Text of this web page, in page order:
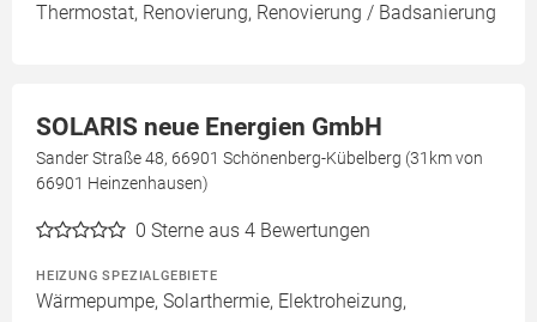
Thermostat, Renovierung, Renovierung / Badsanierung
SOLARIS neue Energien GmbH
Sander Straße 48, 66901 Schönenberg-Kübelberg (31km von
66901 Heinzenhausen)
0 Sterne aus 4 Bewertungen
HEIZUNG SPEZIALGEBIETE
Wärmepumpe, Solarthermie, Elektroheizung,